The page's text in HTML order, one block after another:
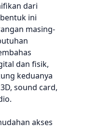
dari
ini
masing-
dan fisik,
keduanya
sound card,
akses